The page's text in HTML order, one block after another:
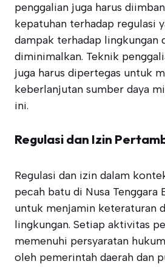
penggalian juga harus
kepatuhan terhadap regulasi
dampak terhadap lingkungan
diminimalkan. Teknik
juga harus dipertegas untuk
keberlanjutan sumber daya
ini.
Regulasi dan Izin
Regulasi dan izin dalam
pecah batu di Nusa Tenggara
untuk menjamin keteraturan
lingkungan. Setiap aktivitas
memenuhi persyaratan
oleh pemerintah daerah dan